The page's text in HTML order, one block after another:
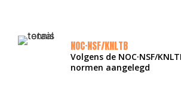
NOC·NSF/KNLTB
Volgens de NOC·NSF/
normen aangelegd